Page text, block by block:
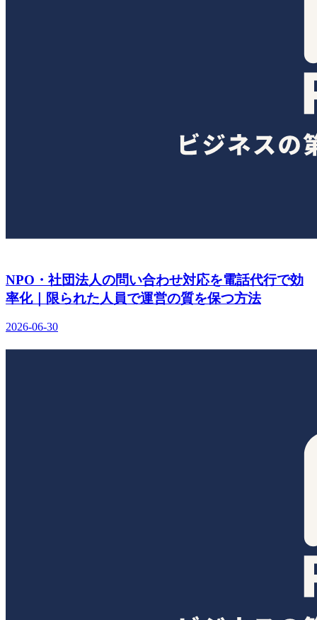
NPO・社団法人の問い合わせ対応を電話代行で効
率化｜限られた人員で運営の質を保つ方法
2026-06-30